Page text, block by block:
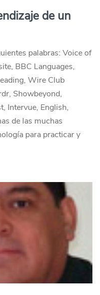
de un
palabras: Voice of
BBC Languages,
Wire Club
Showbeyond,
Intervue, English,
de las muchas
para practicar y